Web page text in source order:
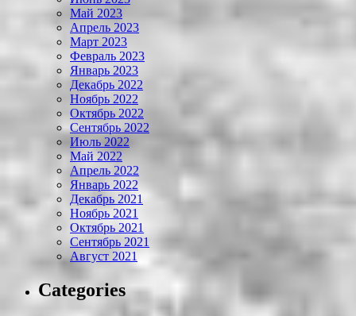
Май 2023
Апрель 2023
Март 2023
Февраль 2023
Январь 2023
Декабрь 2022
Ноябрь 2022
Октябрь 2022
Сентябрь 2022
Июль 2022
Май 2022
Апрель 2022
Январь 2022
Декабрь 2021
Ноябрь 2021
Октябрь 2021
Сентябрь 2021
Август 2021
Categories